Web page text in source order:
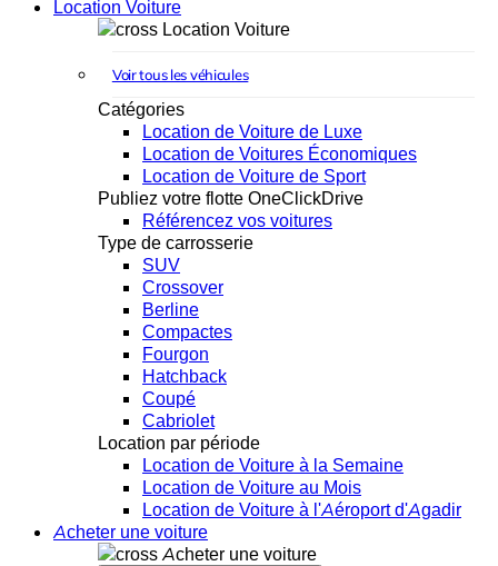
Location Voiture
Location Voiture
Voir tous les véhicules
Catégories
Location de Voiture de Luxe
Location de Voitures Économiques
Location de Voiture de Sport
Publiez votre flotte OneClickDrive
Référencez vos voitures
Type de carrosserie
SUV
Crossover
Berline
Compactes
Fourgon
Hatchback
Coupé
Cabriolet
Location par période
Location de Voiture à la Semaine
Location de Voiture au Mois
Location de Voiture à l'Aéroport d'Agadir
Acheter une voiture
Acheter une voiture